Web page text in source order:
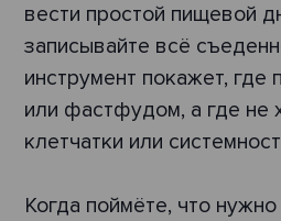
вести простой пищевой
записывайте всё
инструмент покажет, где
или фастфудом, а где не
клетчатки или
Когда поймёте, что